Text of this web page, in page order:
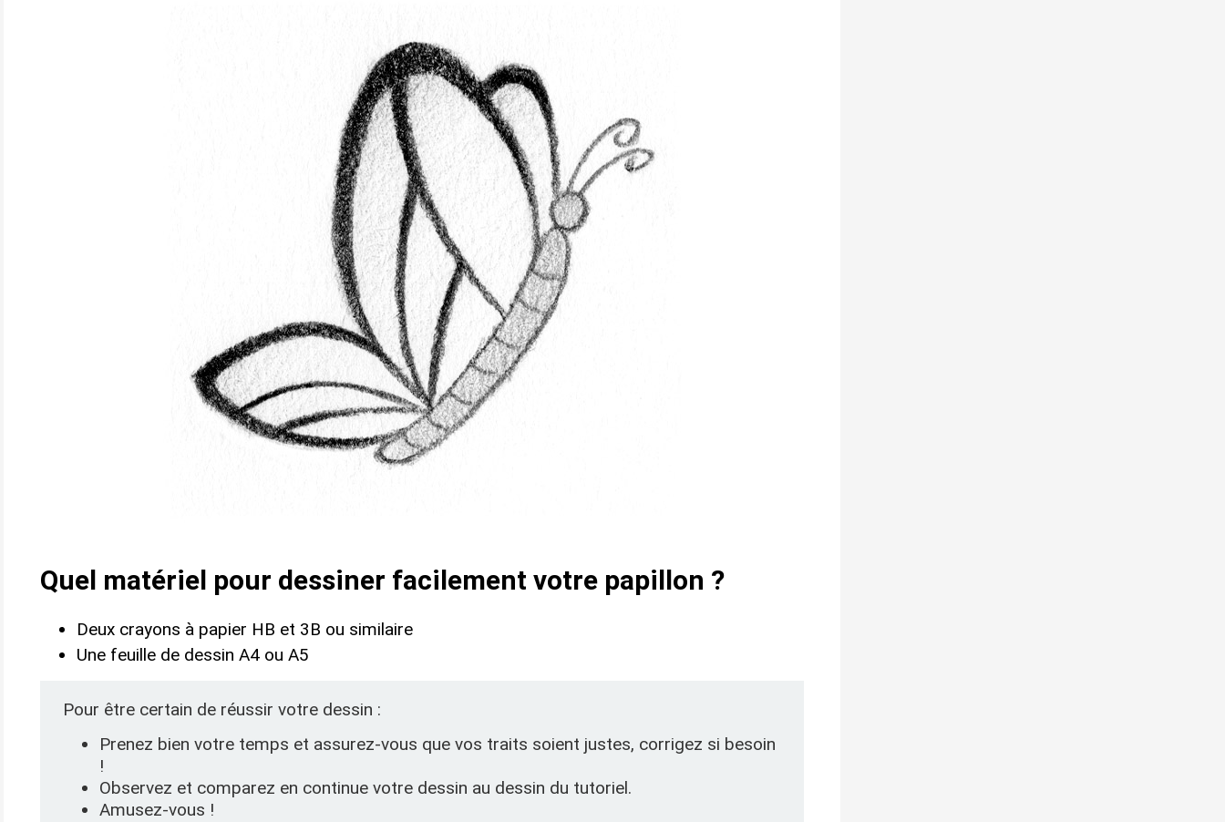
Quel matériel pour dessiner facilement votre papillon ?
Deux crayons à papier HB et 3B ou similaire
Une feuille de dessin A4 ou A5
Pour être certain de réussir votre dessin :
Prenez bien votre temps et assurez-vous que vos traits soient justes, corrigez si besoin
!
Observez et comparez en continue votre dessin au dessin du tutoriel.
Amusez-vous !